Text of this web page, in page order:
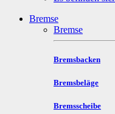
Bremse
Bremse
Bremsbacken
Bremsbeläge
Bremsscheibe